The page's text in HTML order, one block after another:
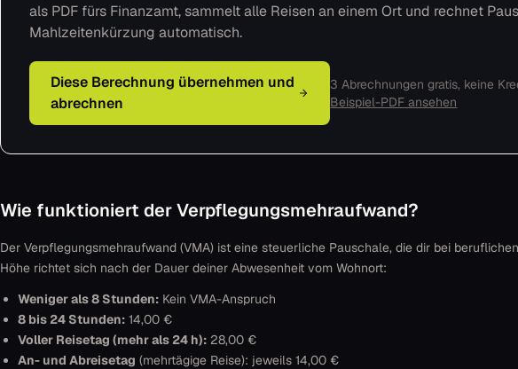
als PDF fürs Finanzamt, sammelt alle Reisen an einem Ort und rechnet
Mahlzeitenkürzung automatisch.
Diese Berechnung übernehmen und
abrechnen
3 Abrechnungen gratis, keine
Beispiel-PDF ansehen
Wie funktioniert der Verpflegungsmehraufwand?
Der Verpflegungsmehraufwand (VMA) ist eine steuerliche Pauschale, die dir bei
Höhe richtet sich nach der Dauer deiner Abwesenheit vom Wohnort:
Weniger als 8 Stunden: Kein VMA-Anspruch
8 bis 24 Stunden: 14,00 €
Voller Reisetag (mehr als 24 h): 28,00 €
An- und Abreisetag (mehrtägige Reise): jeweils 14,00 €